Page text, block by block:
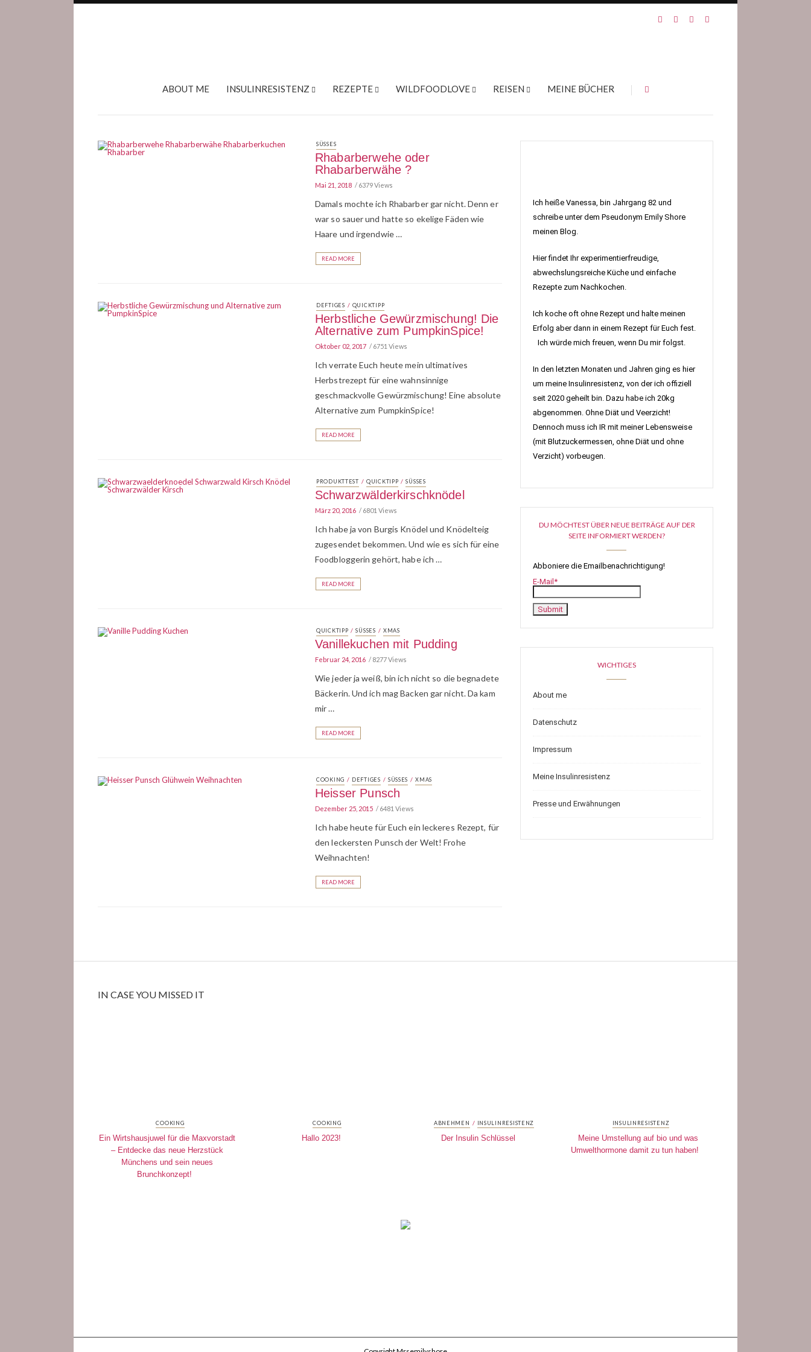
ABOUT ME INSULINRESISTENZ REZEPTE WILDFOODLOVE REISEN MEINE BÜCHER
SÜSSES
Rhabarberwehe oder
Rhabarberwähe ?
Mai 21, 2018 6379 Views
Damals mochte ich Rhabarber gar nicht. Denn er
war so sauer und hatte so ekelige Fäden wie
Haare und irgendwie …
READ MORE
DEFTIGES / QUICKTIPP
Herbstliche Gewürzmischung! Die
Alternative zum PumpkinSpice!
Oktober 02, 2017 6751 Views
Ich verrate Euch heute mein ultimatives
Herbstrezept für eine wahnsinnige
geschmackvolle Gewürzmischung! Eine absolute
Alternative zum PumpkinSpice!
READ MORE
PRODUKTTEST / QUICKTIPP / SÜSSES
Schwarzwälderkirschknödel
März 20, 2016 6801 Views
Ich habe ja von Burgis Knödel und Knödelteig
zugesendet bekommen. Und wie es sich für eine
Foodbloggerin gehört, habe ich …
READ MORE
QUICKTIPP / SÜSSES / XMAS
Vanillekuchen mit Pudding
Februar 24, 2016 8277 Views
Wie jeder ja weiß, bin ich nicht so die begnadete
Bäckerin. Und ich mag Backen gar nicht. Da kam
mir …
READ MORE
COOKING / DEFTIGES / SÜSSES / XMAS
Heisser Punsch
Dezember 25, 2015 6481 Views
Ich habe heute für Euch ein leckeres Rezept, für
den leckersten Punsch der Welt! Frohe
Weihnachten!
READ MORE
Ich heiße Vanessa, bin Jahrgang 82 und
schreibe unter dem Pseudonym Emily Shore
meinen Blog.
Hier findet Ihr experimentierfreudige,
abwechslungsreiche Küche und einfache
Rezepte zum Nachkochen.
Ich koche oft ohne Rezept und halte meinen
Erfolg aber dann in einem Rezept für Euch fest.
Ich würde mich freuen, wenn Du mir folgst.
In den letzten Monaten und Jahren ging es hier
um meine Insulinresistenz, von der ich offiziell
seit 2020 geheilt bin. Dazu habe ich 20kg
abgenommen. Ohne Diät und Veerzicht!
Dennoch muss ich IR mit meiner Lebensweise
(mit Blutzuckermessen, ohne Diät und ohne
Verzicht) vorbeugen.
DU MÖCHTEST ÜBER NEUE BEITRÄGE AUF DER
SEITE INFORMIERT WERDEN?
Abboniere die Emailbenachrichtigung!
E-Mail*
WICHTIGES
About me
Datenschutz
Impressum
Meine Insulinresistenz
Presse und Erwähnungen
IN CASE YOU MISSED IT
COOKING
Ein Wirtshausjuwel für die Maxvorstadt
– Entdecke das neue Herzstück
Münchens und sein neues
Brunchkonzept!
COOKING
Hallo 2023!
ABNEHMEN / INSULINRESISTENZ
Der Insulin Schlüssel
INSULINRESISTENZ
Meine Umstellung auf bio und was
Umwelthormone damit zu tun haben!